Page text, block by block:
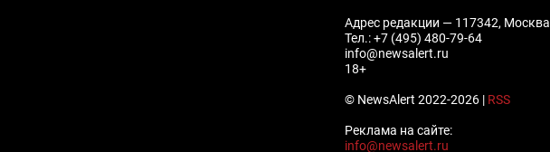
Адрес редакции — 117342,
Тел.: +7 (495) 480-79-64
info@newsalert.ru
18+
© NewsAlert 2022-2026 | RSS
Реклама на сайте:
info@newsalert.ru